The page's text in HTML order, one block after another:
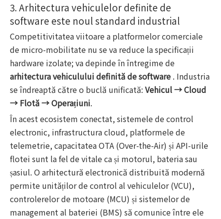
3. Arhitectura vehiculelor definite de
software este noul standard industrial
Competitivitatea viitoare a platformelor comerciale
de micro-mobilitate nu se va reduce la specificații
hardware izolate; va depinde în întregime de
arhitectura vehiculului definită de software . Industria
se îndreaptă către o buclă unificată: Vehicul → Cloud
→ Flotă → Operațiuni.
În acest ecosistem conectat, sistemele de control
electronic, infrastructura cloud, platformele de
telemetrie, capacitatea OTA (Over-the-Air) și API-urile
flotei sunt la fel de vitale ca și motorul, bateria sau
șasiul. O arhitectură electronică distribuită modernă
permite unităților de control al vehiculelor (VCU),
controlerelor de motoare (MCU) și sistemelor de
management al bateriei (BMS) să comunice între ele